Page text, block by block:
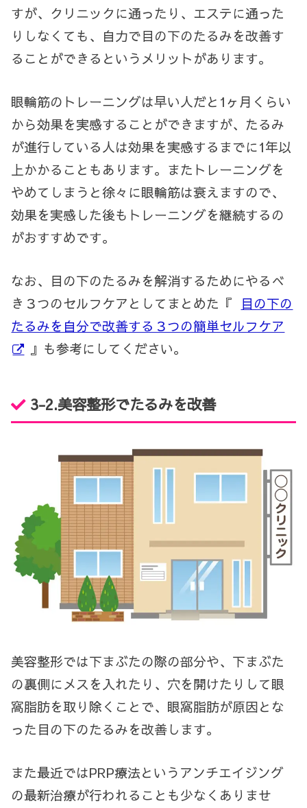
すが、クリニックに通ったり、エステに通った
りしなくても、自力で目の下のたるみを改善す
ることができるというメリットがあります。
眼輪筋のトレーニングは早い人だと 1ヶ月くらい
から効果を実感することができますが、たるみ
が進行している人は効果を実感するまでに1年以
上かかることもあります。またトレーニングを
やめてしまうと徐々に眼輪筋は衰えますので、
効果を実感した後もトレーニングを継続するの
がおすすめです。
なお、目の下のたるみを解消するためにやるべ
き３つのセルフケアとしてまとめた『 目の下の
たるみを自分で改善する３つの簡単セルフケア
』も参考にしてください。
3-2.美容整形でたるみを改善
美容整形では下まぶたの際の部分や、下まぶた
の裏側にメスを入れたり、穴を開けたりして眼
窩脂肪を取り除くことで、眼窩脂肪が原因とな
った目の下のたるみを改善します。
また最近ではPRP療法というアンチエイジング
の最新治療が行われることも少なくありませ